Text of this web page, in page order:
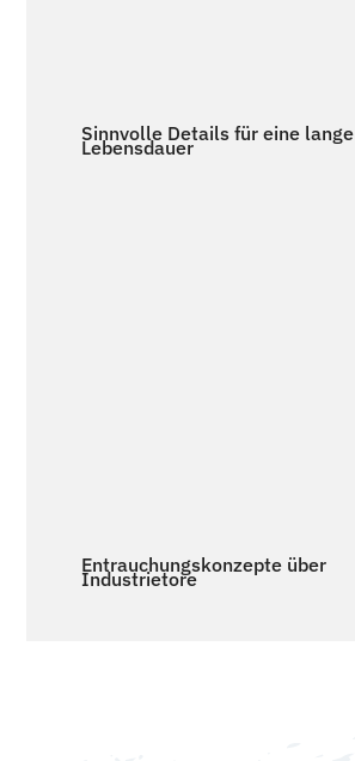
Sinnvolle Details für eine lange
Lebensdauer
Entrauchungskonzepte über
Industrietore